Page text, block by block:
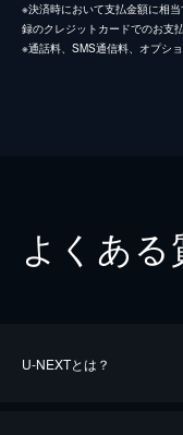
※決済時において支払金額に相
録のクレジットカードでのお支
※通話料、SMS通信料、オプシ
よくある
U-NEXTとは？